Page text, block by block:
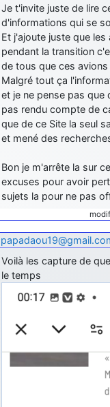
Je t'invite juste de lire
d'informations qui se
Et j'ajoute juste que
pendant la transition
de tous que ces
Malgré tout ça
et je ne pense pas que
pas rendu compte de
que de ce Site la seul
et mené des
Bon je m'arrête la sur
excuses pour avoir
sujets la pour ne pas
Voilà les capture de
le temps